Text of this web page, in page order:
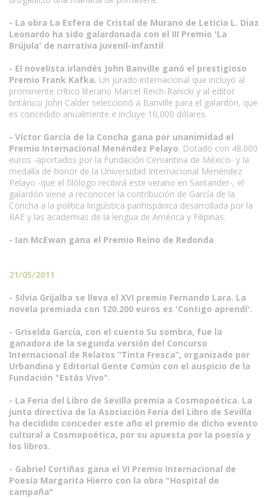
- La obra La Esfera de Cristal de Murano de Leticia L. Diaz
Leonardo ha sido galardonada con el III Premio 'La
Brújula' de narrativa juvenil-infantil
- El novelista irlandés John Banville ganó el prestigioso
Premio Frank Kafka. Un jurado internacional que incluyó al
prominente crítico literario Marcel Reich-Ranicki y al editor
británico John Calder seleccionó a Banville para el galardón, que
es concedido anualmente e incluye 10,000 dólares.
- Víctor García de la Concha gana por unanimidad el
Premio Internacional Menéndez Pelayo. Dotado con 48.000
euros -aportados por la Fundación Cervantina de México- y la
medalla de honor de la Universidad Internacional Menéndez
Pelayo -que el filólogo recibirá este verano en Santander-, el
galardón viene a reconocer la contribución de García de la
Concha a la política lingüística panhispánica desarrollada por la
RAE y las academias de la lengua de América y Filipinas.
- Ian McEwan gana el Premio Reino de Redonda
21/05/2011
- Silvia Grijalba se lleva el XVI premio Fernando Lara. La
novela premiada con 120.200 euros es 'Contigo aprendí'.
- Griselda García, con el cuento Su sombra, fue la
ganadora de la segunda versión del Concurso
Internacional de Relatos “Tinta Fresca”, organizado por
Urbandina y Editorial Gente Común con el auspicio de la
Fundación "Estás Vivo".
- La Feria del Libro de Sevilla premia a Cosmopoética. La
junta directiva de la Asociación Feria del Libro de Sevilla
ha decidido conceder este año el premio de dicho evento
cultural a Cosmopoética, por su apuesta por la poesía y
los libros.
- Gabriel Cortiñas gana el VI Premio Internacional de
Poesía Margarita Hierro con la obra "Hospital de
campaña"